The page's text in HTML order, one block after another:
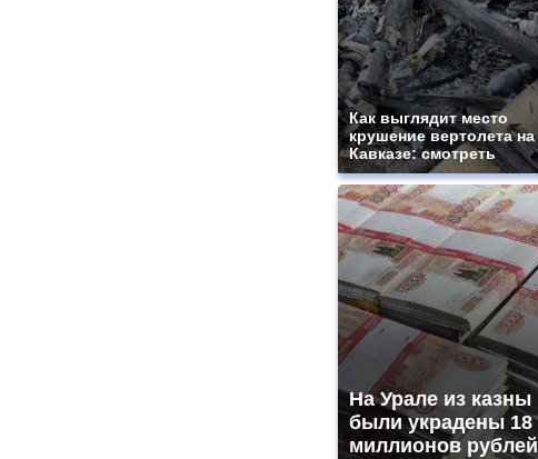
Как выглядит место
крушение вертолета на
Кавказе: смотреть
На Урале из казны
были украдены 18
миллионов рублей